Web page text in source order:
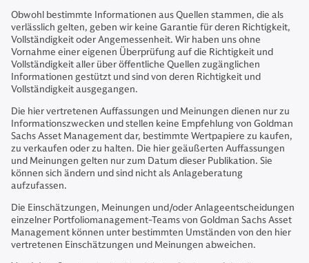
Obwohl bestimmte Informationen aus Quellen stammen, die als
verlässlich gelten, geben wir keine Garantie für deren Richtigkeit,
Vollständigkeit oder Angemessenheit. Wir haben uns ohne
Vornahme einer eigenen Überprüfung auf die Richtigkeit und
Vollständigkeit aller über öffentliche Quellen zugänglichen
Informationen gestützt und sind von deren Richtigkeit und
Vollständigkeit ausgegangen.
Die hier vertretenen Auffassungen und Meinungen dienen nur zu
Informationszwecken und stellen keine Empfehlung von Goldman
Sachs Asset Management dar, bestimmte Wertpapiere zu kaufen,
zu verkaufen oder zu halten. Die hier geäußerten Auffassungen
und Meinungen gelten nur zum Datum dieser Publikation. Sie
können sich ändern und sind nicht als Anlageberatung
aufzufassen.
Die Einschätzungen, Meinungen und/oder Anlageentscheidungen
einzelner Portfoliomanagement-Teams von Goldman Sachs Asset
Management können unter bestimmten Umständen von den hier
vertretenen Einschätzungen und Meinungen abweichen.